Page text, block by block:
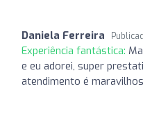
Daniela Ferreira
Experiência fantástica:
e eu adorei, super
atendimento é